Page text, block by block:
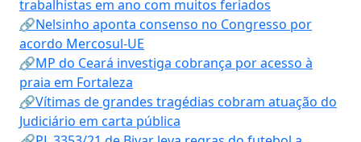
trabalhistas em ano com muitos feriados
🔗Nelsinho aponta consenso no Congresso por
acordo Mercosul-UE
🔗MP do Ceará investiga cobrança por acesso à
praia em Fortaleza
🔗Vítimas de grandes tragédias cobram atuação do
Judiciário em carta pública